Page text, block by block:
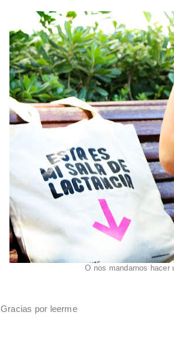
O nos mandarnos hacer
Gracias por leerme